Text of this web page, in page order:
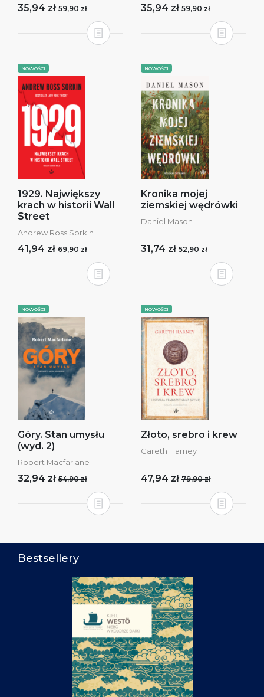
35,94 zł 59,90 zł 35,94 zł 59,90 zł
NOWOŚCI
1929. Największy
krach w historii Wall
Street
Andrew Ross Sorkin
41,94 zł 69,90 zł
NOWOŚCI
Kronika mojej
ziemskiej wędrówki
Daniel Mason
31,74 zł 52,90 zł
NOWOŚCI
Góry. Stan umysłu
(wyd. 2)
Robert Macfarlane
32,94 zł 54,90 zł
NOWOŚCI
Złoto, srebro i krew
Gareth Harney
47,94 zł 79,90 zł
Bestsellery